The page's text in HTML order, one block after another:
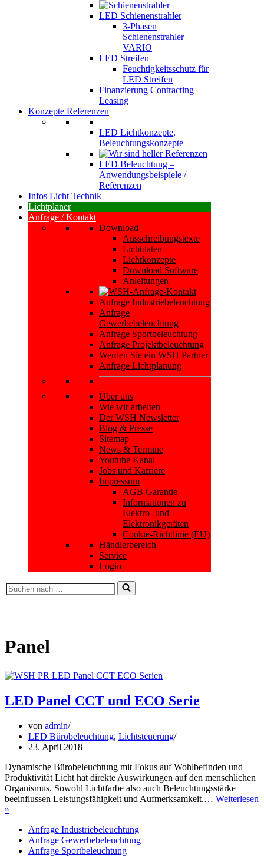
LED Schienenstrahler
3-Phasen
Schienenstrahler
VARIO
LED Streifen
Feuchtigkeitsschutz für
LED Streifen
Finanzierung Contracting
Leasing
Konzepte Referenzen
LED Lichtkonzepte,
Beleuchtungskonzepte
LED Beleuchtung –
Anwendungsbeispiele /
Referenzen
Infos Licht Technik
Lichtplaner
Anfrage / Kontakt
Download
Ausschreibungstexte
Lichtdaten
Lichtkonzepte
Download Software
Anleitungen
Anfrage Industriebeleuchtung
Anfrage
Gewerbebeleuchtung
Anfrage Sportbeleuchtung
Anfrage Projektbeleuchtung
Werden Sie ein WSH Partner
Anfrage Lichtplanung
Über uns
Wie wir arbeiten
Der WSH Newsletter
Blog & Presse
Sitemap
News & Termine
Youtube Kanal
Jobs und Karriere
Impressum
AGB Garantie
Informationen zu
Elektro- und
Elektronikgeräten
Cookie-Richtlinie (EU)
Händlerbereich
Service
Login
Suchen
nach …
Panel
LED Panel CCT und ECO Serie
von admin
LED Bürobeleuchtung, Lichtsteuerung
23. April 2018
Dynamische Bürobeleuchtung mit Fokus auf Wohlbefinden und
Produktivität Licht hat direkte Auswirkungen auf den menschlichen
Organismus. Sowohl Lichtfarbe also auch Beleuchtungsstärke
beeinflussen Leistungsfähigkeit und Aufmerksamkeit.… Weiterlesen
»
CCT
und
ECO
Anfrage Industriebeleuchtung
Anfrage Gewerbebeleuchtung
Anfrage Sportbeleuchtung